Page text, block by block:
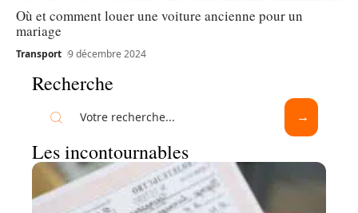
Où et comment louer une voiture ancienne pour un
mariage
Transport 9 décembre 2024
Recherche
Les incontournables